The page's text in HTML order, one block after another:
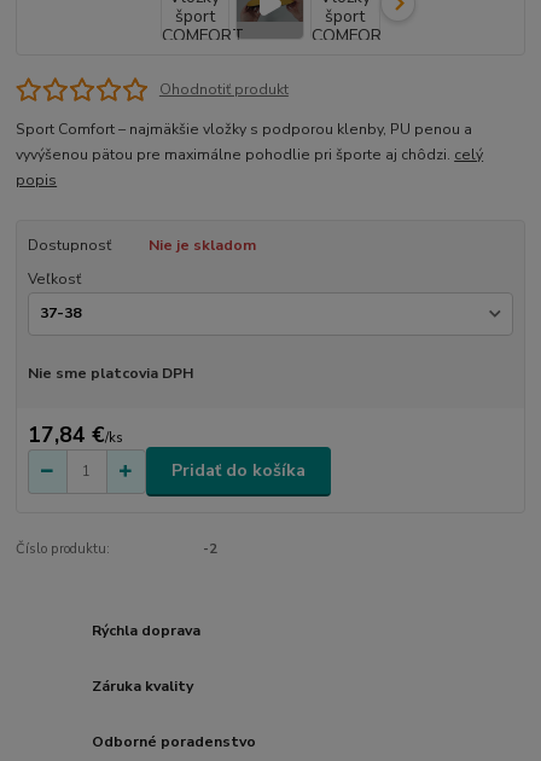
Ohodnotiť produkt
Sport Comfort – najmäkšie vložky s podporou klenby, PU penou a
vyvýšenou pätou pre maximálne pohodlie pri športe aj chôdzi. celý
popis
Dostupnosť
Nie je skladom
Veľkosť
Nie sme platcovia DPH
17,84 €/ks
Pridať do košíka
Číslo produktu: -2
Rýchla doprava
Záruka kvality
Odborné poradenstvo